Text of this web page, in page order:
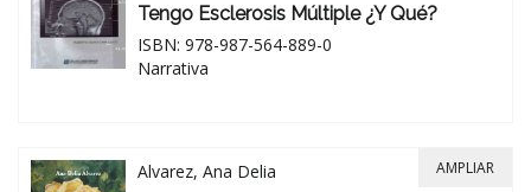
Tengo Esclerosis Múltiple ¿y Qué?
ISBN: 978-987-564-889-0
Narrativa
Alvarez, Ana Delia AMPLIAR